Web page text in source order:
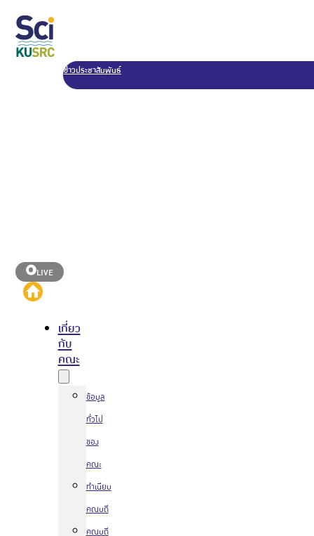
ข่าวประชาสัมพันธ์
LIVE
เกี่ยว
กับ
คณะ
ข้อมูล
ทั่วไป
ของ
คณะ
ทำเนียบ
คณบดี
คณบดี